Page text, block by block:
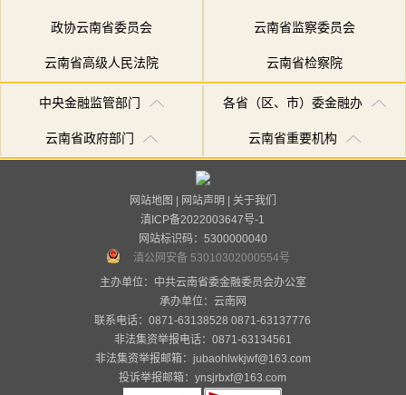
政协云南省委员会 云南省监察委员会
云南省高级人民法院 云南省检察院
中央金融监管部门 各省（区、市）委金融办
云南省政府部门 云南省重要机构
网站地图 | 网站声明 | 关于我们
滇ICP备2022003647号-1
网站标识码：5300000040
滇公网安备 53010302000554号
主办单位：中共云南省委金融委员会办公室
承办单位： 云南网
联系电话：0871-63138528 0871-63137776
非法集资举报电话：0871-63134561
非法集资举报邮箱：jubaohlwkjwf@163.com
投诉举报邮箱：ynsjrbxf@163.com